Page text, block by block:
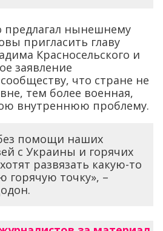
нынешнему
пригласить главу
Красносельского и
заявление
что стране не
тем более военная,
внутреннюю проблему.
помощи наших
с Украины и горячих
развязать какую-то
горячую точку», –